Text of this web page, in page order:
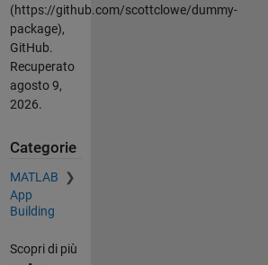
(https://github.com/scottclowe/dummy-
package),
GitHub.
Recuperato
agosto 9,
2026.
Categorie
MATLAB
App
Building
Scopri di più